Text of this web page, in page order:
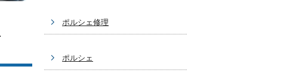
ポルシェ修理
ポルシェ